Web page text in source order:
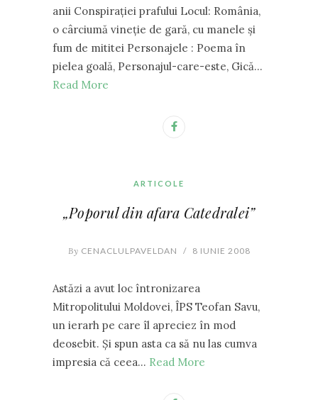
anii Conspiraţiei prafului Locul: România,
o cârciumă vineţie de gară, cu manele şi
fum de mititei Personajele : Poema în
pielea goală, Personajul-care-este, Gică…
Read More
ARTICOLE
„Poporul din afara Catedralei”
By CENACLULPAVELDAN / 8 IUNIE 2008
Astăzi a avut loc întronizarea
Mitropolitului Moldovei, ÎPS Teofan Savu,
un ierarh pe care îl apreciez în mod
deosebit. Şi spun asta ca să nu las cumva
impresia că ceea… Read More